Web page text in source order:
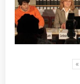
«